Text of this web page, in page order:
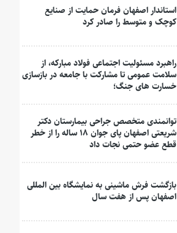
استاندار اصفهان فرمان حمایت از صنایع
کوچک و متوسط را صادر کرد
راهبرد مسئولیت اجتماعی فولاد مبارکه، از
سلامت عمومی تا مشارکت با جامعه در بازسازی
خسارت های جنگ؛
توانمندی متخصص جراحی بیمارستان دکتر
شریعتی اصفهان پای جوان ۱۸ ساله را از خطر
قطع عضو حتمی نجات داد
بازگشت فرش ماشینی به نمایشگاه بین المللی
اصفهان پس از هفت سال